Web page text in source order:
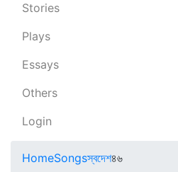
Stories
Plays
Essays
Others
Login
HomeSongsস্বদেশ৪৬